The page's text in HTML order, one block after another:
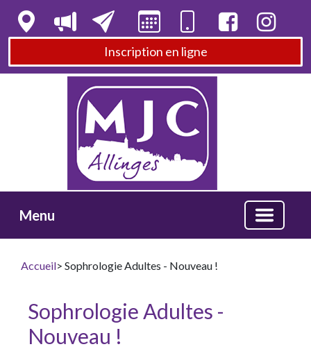
Inscription en ligne
Menu
Accueil> Sophrologie Adultes - Nouveau !
Sophrologie Adultes -
Nouveau !